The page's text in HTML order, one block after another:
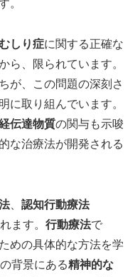
。
しり症に関する正確な
ら、限られています。
が、この問題の深刻さ
に取り組んでいます。
伝達物質の関与も示唆
な治療法が開発される
、 認知行動療法
ます。 行動療法で
めの具体的な方法を学
背景にある精神的な